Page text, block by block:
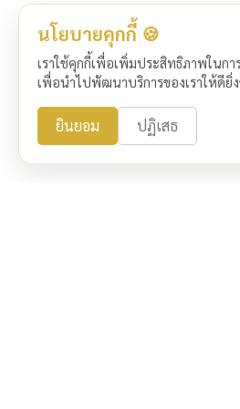
นโยบายคุกกี้ 🍪
เราใช้คุกกี้เพื่อเพิ่มประสิทธิภาพในกา
เพื่อนำไปพัฒนาบริการของเราให้ดียิ่
ยินยอม ปฏิเสธ